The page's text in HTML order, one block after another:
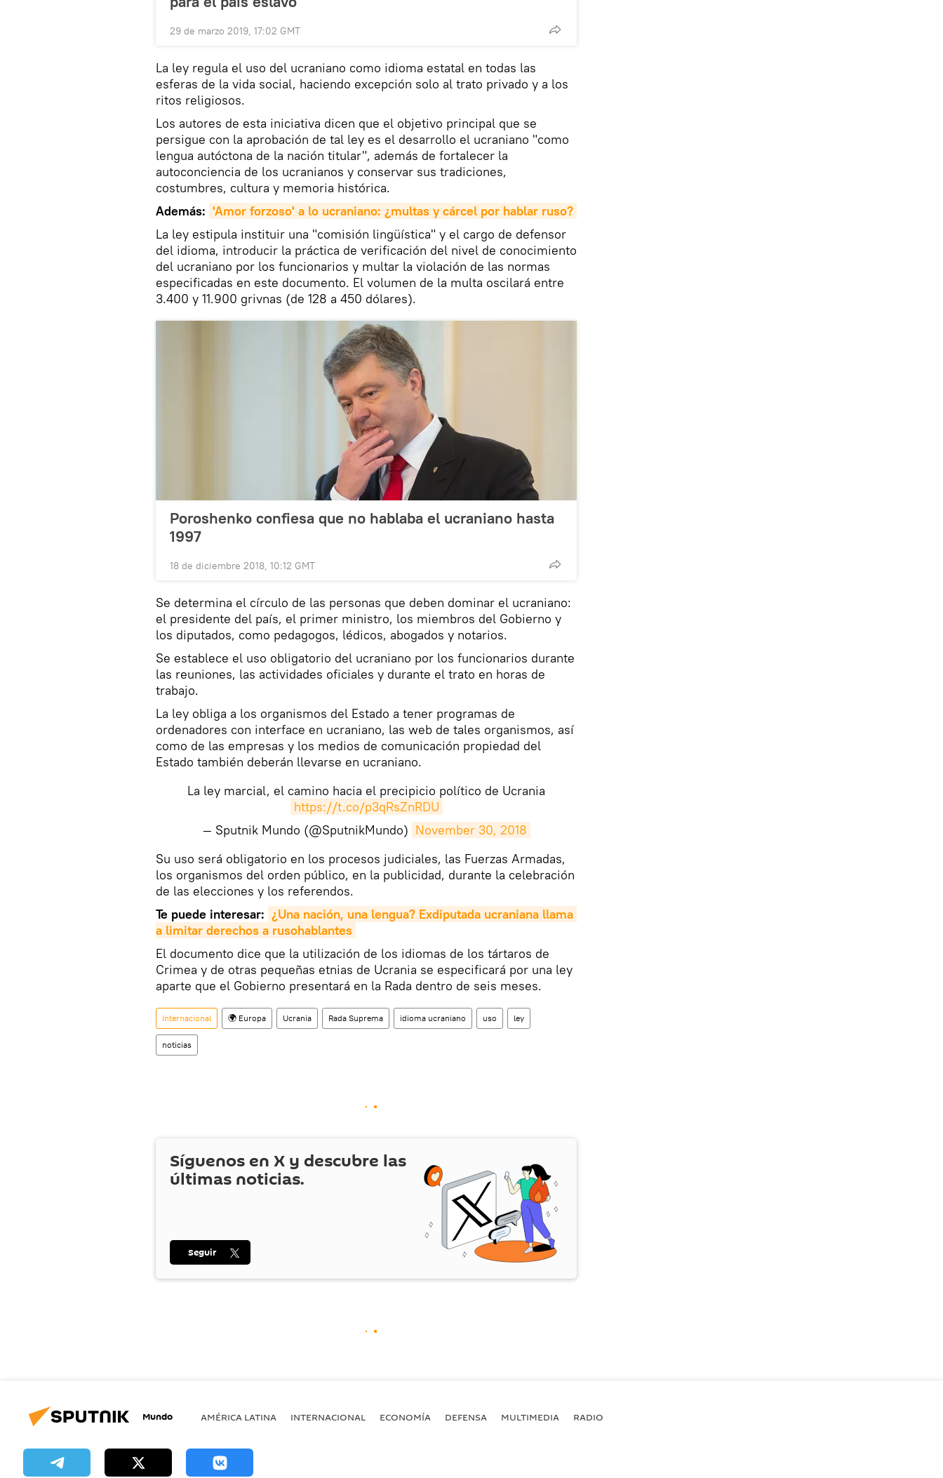
29 de marzo 2019, 17:02 GMT
La ley regula el uso del ucraniano como idioma estatal en todas las
esferas de la vida social, haciendo excepción solo al trato privado y a los
ritos religiosos.
Los autores de esta iniciativa dicen que el objetivo principal que se
persigue con la aprobación de tal ley es el desarrollo el ucraniano "como
lengua autóctona de la nación titular", además de fortalecer la
autoconciencia de los ucranianos y conservar sus tradiciones,
costumbres, cultura y memoria histórica.
Además: 'Amor forzoso' a lo ucraniano: ¿multas y cárcel por hablar ruso?
La ley estipula instituir una "comisión lingüística" y el cargo de defensor
del idioma, introducir la práctica de verificación del nivel de conocimiento
del ucraniano por los funcionarios y multar la violación de las normas
especificadas en este documento. El volumen de la multa oscilará entre
3.400 y 11.900 grivnas (de 128 a 450 dólares).
Poroshenko confiesa que no hablaba el ucraniano hasta
1997
18 de diciembre 2018, 10:12 GMT
Se determina el círculo de las personas que deben dominar el ucraniano:
el presidente del país, el primer ministro, los miembros del Gobierno y
los diputados, como pedagogos, lédicos, abogados y notarios.
Se establece el uso obligatorio del ucraniano por los funcionarios durante
las reuniones, las actividades oficiales y durante el trato en horas de
trabajo.
La ley obliga a los organismos del Estado a tener programas de
ordenadores con interface en ucraniano, las web de tales organismos, así
como de las empresas y los medios de comunicación propiedad del
Estado también deberán llevarse en ucraniano.
La ley marcial, el camino hacia el precipicio político de Ucrania
https://t.co/p3qRsZnRDU
— Sputnik Mundo (@SputnikMundo) November 30, 2018
​Su uso será obligatorio en los procesos judiciales, las Fuerzas Armadas,
los organismos del orden público, en la publicidad, durante la celebración
de las elecciones y los referendos.
Te puede interesar: ¿Una nación, una lengua? Exdiputada ucraniana llama
a limitar derechos a rusohablantes
El documento dice que la utilización de los idiomas de los tártaros de
Crimea y de otras pequeñas etnias de Ucrania se especificará por una ley
aparte que el Gobierno presentará en la Rada dentro de seis meses.
Internacional 🌍 Europa Ucrania Rada Suprema idioma ucraniano uso ley
noticias
Síguenos en X y descubre las
últimas noticias.
Seguir
Mundo AMÉRICA LATINA INTERNACIONAL ECONOMÍA DEFENSA MULTIMEDIA RADIO